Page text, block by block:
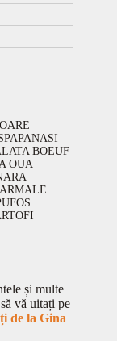
PAPANASI
BOEUF
OUA
și multe
vă uitați pe
de la Gina